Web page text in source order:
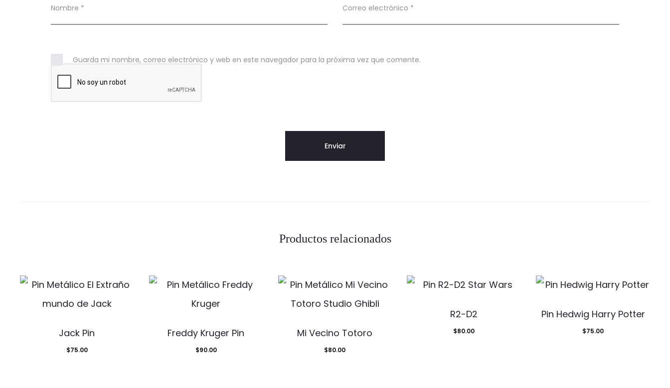
Nombre * Correo electrónico *
Guarda mi nombre, correo electrónico y web en este navegador para la próxima vez que comente.
Productos relacionados
Jack Pin
$75.00
Freddy Kruger Pin
$90.00
Mi Vecino Totoro
$80.00
R2-D2
$80.00
Pin Hedwig Harry Potter
$75.00